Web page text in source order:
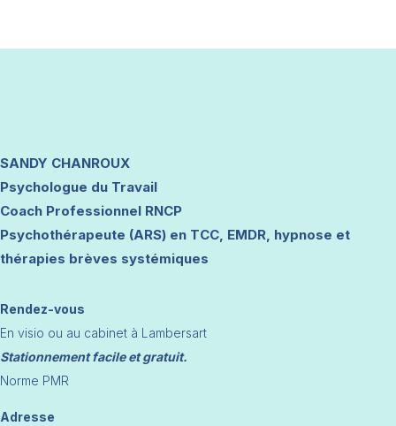
SANDY CHANROUX
Psychologue du Travail
Coach Professionnel RNCP
Psychothérapeute (ARS) en TCC, EMDR, hypnose et
thérapies brèves systémiques
Rendez-vous
En visio ou au cabinet à Lambersart
Stationnement facile et gratuit.
Norme PMR
Adresse